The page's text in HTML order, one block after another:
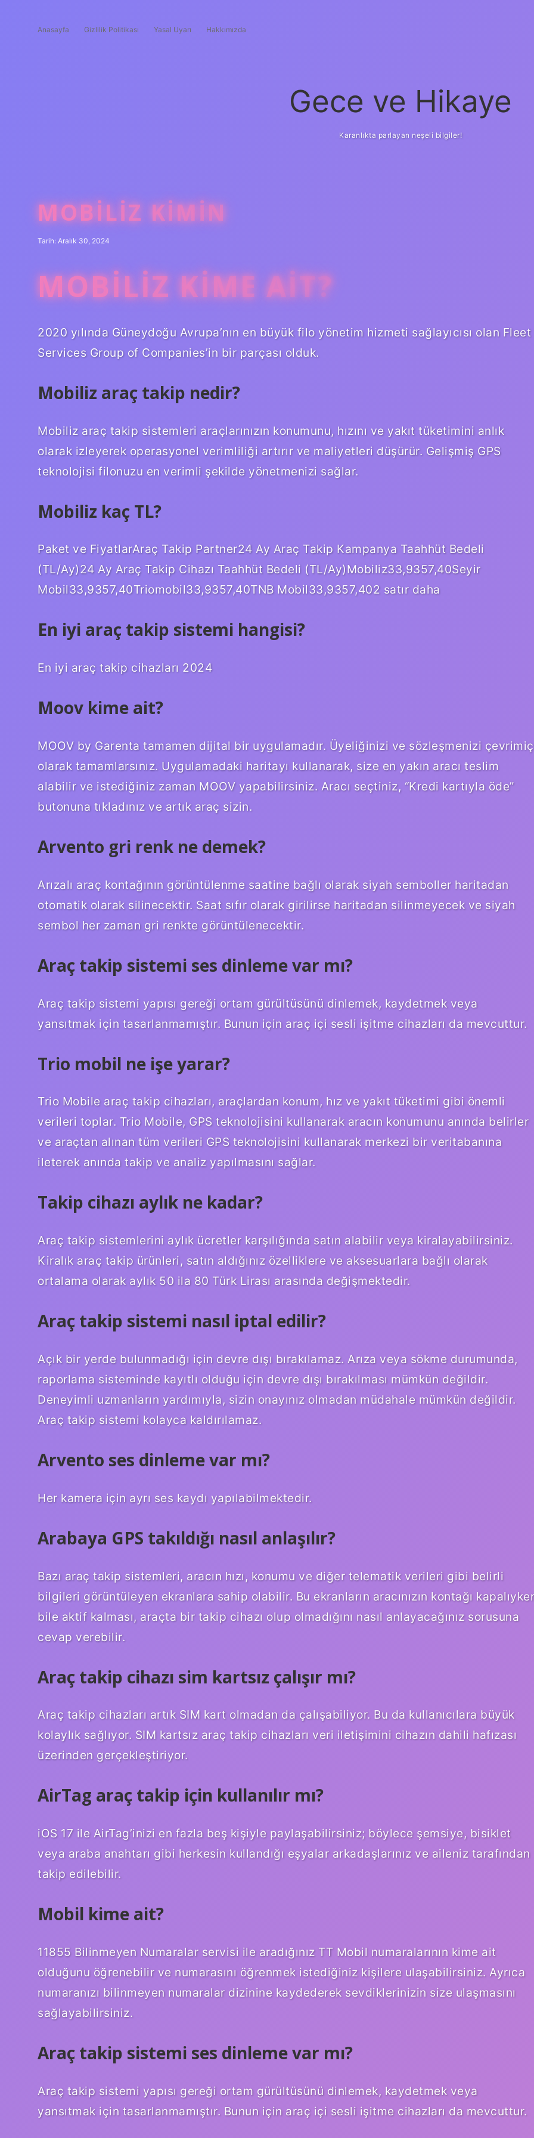
Anasayfa Gizlilik Politikası Yasal Uyarı Hakkımızda
Gece ve Hikaye
Karanlıkta parlayan neşeli bilgiler!
MOBILIZ KIMIN
Tarih: Aralık 30, 2024
MOBILIZ KIME AIT?
2020 yılında Güneydoğu Avrupa’nın en büyük filo yönetim hizmeti sağlayıcısı olan Fleet
Services Group of Companies’in bir parçası olduk.
Mobiliz araç takip nedir?
Mobiliz araç takip sistemleri araçlarınızın konumunu, hızını ve yakıt tüketimini anlık
olarak izleyerek operasyonel verimliliği artırır ve maliyetleri düşürür. Gelişmiş GPS
teknolojisi filonuzu en verimli şekilde yönetmenizi sağlar.
Mobiliz kaç TL?
Paket ve FiyatlarAraç Takip Partner24 Ay Araç Takip Kampanya Taahhüt Bedeli
(TL/Ay)24 Ay Araç Takip Cihazı Taahhüt Bedeli (TL/Ay)Mobiliz33,9357,40Seyir
Mobil33,9357,40Triomobil33,9357,40TNB Mobil33,9357,402 satır daha
En iyi araç takip sistemi hangisi?
En iyi araç takip cihazları 2024
Moov kime ait?
MOOV by Garenta tamamen dijital bir uygulamadır. Üyeliğinizi ve sözleşmenizi
olarak tamamlarsınız. Uygulamadaki haritayı kullanarak, size en yakın aracı teslim
alabilir ve istediğiniz zaman MOOV yapabilirsiniz. Aracı seçtiniz, “Kredi kartıyla öde”
butonuna tıkladınız ve artık araç sizin.
Arvento gri renk ne demek?
Arızalı araç kontağının görüntülenme saatine bağlı olarak siyah semboller haritadan
otomatik olarak silinecektir. Saat sıfır olarak girilirse haritadan silinmeyecek ve siyah
sembol her zaman gri renkte görüntülenecektir.
Araç takip sistemi ses dinleme var mı?
Araç takip sistemi yapısı gereği ortam gürültüsünü dinlemek, kaydetmek veya
yansıtmak için tasarlanmamıştır. Bunun için araç içi sesli işitme cihazları da mevcuttur.
Trio mobil ne işe yarar?
Trio Mobile araç takip cihazları, araçlardan konum, hız ve yakıt tüketimi gibi önemli
verileri toplar. Trio Mobile, GPS teknolojisini kullanarak aracın konumunu anında belirler
ve araçtan alınan tüm verileri GPS teknolojisini kullanarak merkezi bir veritabanına
ileterek anında takip ve analiz yapılmasını sağlar.
Takip cihazı aylık ne kadar?
Araç takip sistemlerini aylık ücretler karşılığında satın alabilir veya kiralayabilirsiniz.
Kiralık araç takip ürünleri, satın aldığınız özelliklere ve aksesuarlara bağlı olarak
ortalama olarak aylık 50 ila 80 Türk Lirası arasında değişmektedir.
Araç takip sistemi nasıl iptal edilir?
Açık bir yerde bulunmadığı için devre dışı bırakılamaz. Arıza veya sökme durumunda,
raporlama sisteminde kayıtlı olduğu için devre dışı bırakılması mümkün değildir.
Deneyimli uzmanların yardımıyla, sizin onayınız olmadan müdahale mümkün değildir.
Araç takip sistemi kolayca kaldırılamaz.
Arvento ses dinleme var mı?
Her kamera için ayrı ses kaydı yapılabilmektedir.
Arabaya GPS takıldığı nasıl anlaşılır?
Bazı araç takip sistemleri, aracın hızı, konumu ve diğer telematik verileri gibi belirli
bilgileri görüntüleyen ekranlara sahip olabilir. Bu ekranların aracınızın kontağı
bile aktif kalması, araçta bir takip cihazı olup olmadığını nasıl anlayacağınız sorusuna
cevap verebilir.
Araç takip cihazı sim kartsız çalışır mı?
Araç takip cihazları artık SIM kart olmadan da çalışabiliyor. Bu da kullanıcılara büyük
kolaylık sağlıyor. SIM kartsız araç takip cihazları veri iletişimini cihazın dahili hafızası
üzerinden gerçekleştiriyor.
AirTag araç takip için kullanılır mı?
iOS 17 ile AirTag’inizi en fazla beş kişiyle paylaşabilirsiniz; böylece şemsiye, bisiklet
veya araba anahtarı gibi herkesin kullandığı eşyalar arkadaşlarınız ve aileniz tarafından
takip edilebilir.
Mobil kime ait?
11855 Bilinmeyen Numaralar servisi ile aradığınız TT Mobil numaralarının kime ait
olduğunu öğrenebilir ve numarasını öğrenmek istediğiniz kişilere ulaşabilirsiniz. Ayrıca
numaranızı bilinmeyen numaralar dizinine kaydederek sevdiklerinizin size ulaşmasını
sağlayabilirsiniz.
Araç takip sistemi ses dinleme var mı?
Araç takip sistemi yapısı gereği ortam gürültüsünü dinlemek, kaydetmek veya
yansıtmak için tasarlanmamıştır. Bunun için araç içi sesli işitme cihazları da mevcuttur.